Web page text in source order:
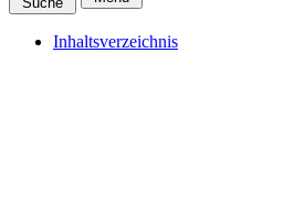
Inhaltsverzeichnis